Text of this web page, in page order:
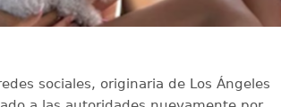
sociales, originaria de Los Ángeles